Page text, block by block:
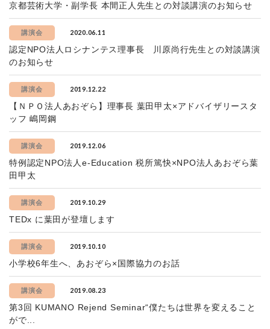
京都芸術大学・副学長 本間正人先生との対談講演のお知らせ
講演会 2020.06.11
認定NPO法人ロシナンテス理事長 川原尚行先生との対談講演
のお知らせ
講演会 2019.12.22
【ＮＰＯ法人あおぞら】理事長 葉田甲太×アドバイザリースタ
ッフ 嶋岡鋼
講演会 2019.12.06
特例認定NPO法人e-Education 税所篤快×NPO法人あおぞら葉
田甲太
講演会 2019.10.29
TEDx に葉田が登壇します
講演会 2019.10.10
小学校6年生へ、あおぞら×国際協力のお話
講演会 2019.08.23
第3回 KUMANO Rejend Seminar“僕たちは世界を変えること
がで...